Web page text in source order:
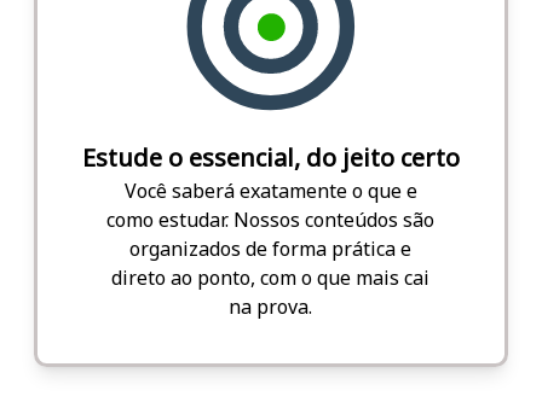
Estude o essencial, do jeito certo
Você saberá exatamente o que e
como estudar. Nossos conteúdos são
organizados de forma prática e
direto ao ponto, com o que mais cai
na prova.